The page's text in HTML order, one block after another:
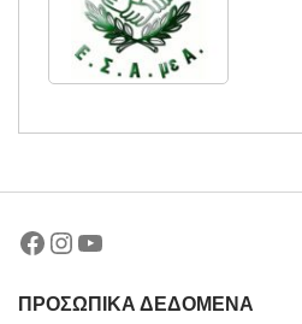
Facebook
Instagram
YouTube
ΠΡΟΣΩΠΙΚΑ ΔΕΔΟΜΕΝΑ